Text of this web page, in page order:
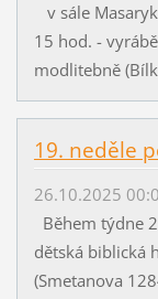
v sále
15 hod. -
modlitebně
19. neděle
26.10.2025
Během týdne
dětská biblická
(Smetanova